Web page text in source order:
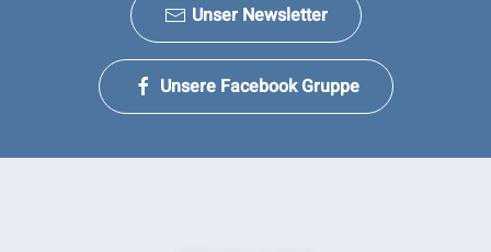
Unser Newsletter
Unsere Facebook Gruppe